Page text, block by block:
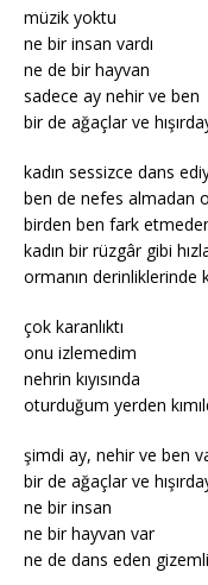
müzik yoktu
ne bir insan vardı
ne de bir hayvan
sadece ay nehir ve ben
bir de ağaçlar ve
kadın sessizce dans
ben de nefes almadan
birden ben fark
kadın bir rüzgâr gibi
ormanın derinliklerinde
çok karanlıktı
onu izlemedim
nehrin kıyısında
oturduğum yerden
şimdi ay, nehir ve ben
bir de ağaçlar ve
ne bir insan
ne bir hayvan var
ne de dans eden gizemli